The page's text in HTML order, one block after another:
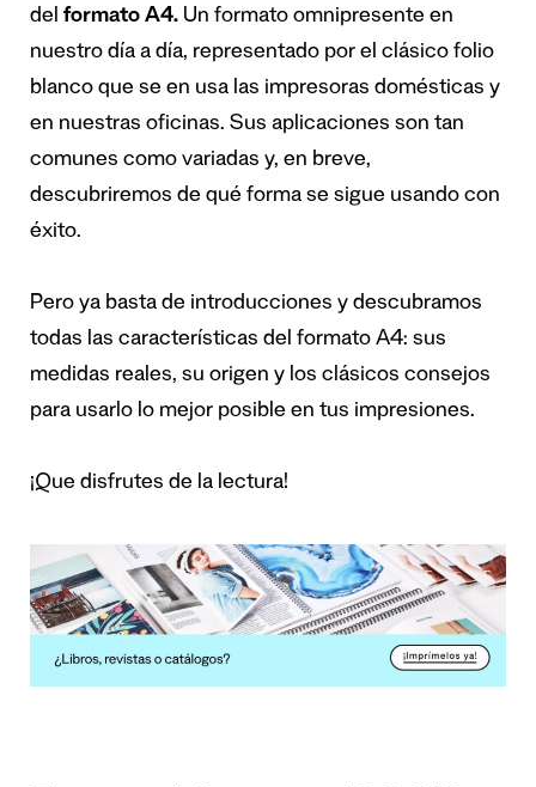
del formato A4. Un formato omnipresente en
nuestro día a día, representado por el clásico folio
blanco que se en usa las impresoras domésticas y
en nuestras oficinas. Sus aplicaciones son tan
comunes como variadas y, en breve,
descubriremos de qué forma se sigue usando con
éxito.
Pero ya basta de introducciones y descubramos
todas las características del formato A4: sus
medidas reales, su origen y los clásicos consejos
para usarlo lo mejor posible en tus impresiones.
¡Que disfrutes de la lectura!